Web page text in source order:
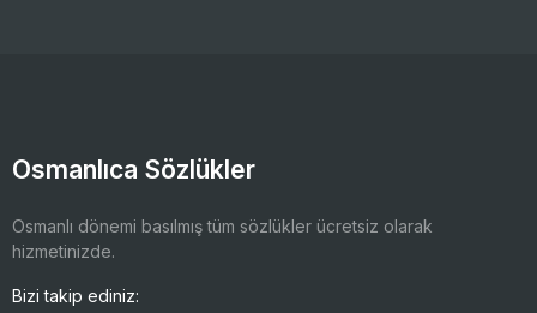
Osmanlıca Sözlükler
Osmanlı dönemi basılmış tüm sözlükler ücretsiz olarak
hizmetinizde.
Bizi takip ediniz: